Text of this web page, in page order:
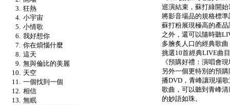
巡演結束，蘇打綠開
將影音場品的規格標
蘇打粉展現極高的產
之外，還可以隨時聽
多膾炙人口的經典歌
挑選10首經典LIVE曲
《預購好禮：演唱會
另外一個更特別的預
播DVD，青峰讓現場
歌曲，可以聽到青峰
的妙語如珠。
狂熱
小宇宙
小情歌
我好想你
你在煩惱什麼
這天
無與倫比的美麗
天空
一個找到一個
相信
無眠